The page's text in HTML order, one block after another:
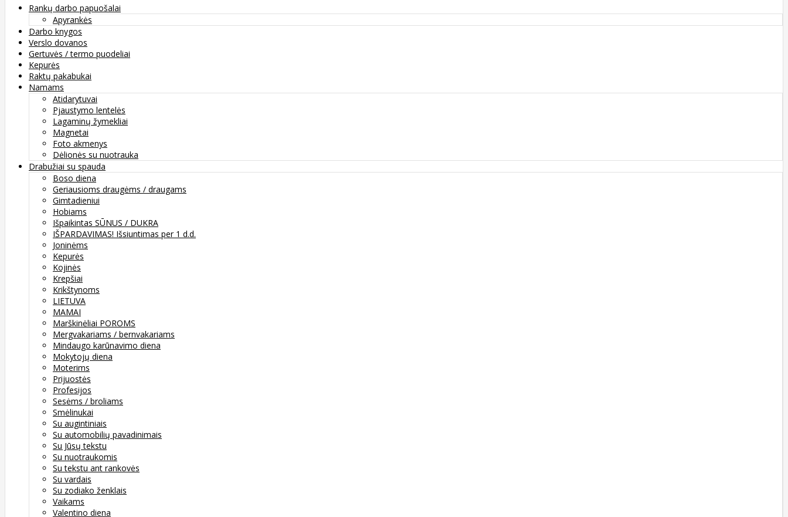
Rankų darbo papuošalai
Apyrankės
Darbo knygos
Verslo dovanos
Gertuvės / termo puodeliai
Kepurės
Raktų pakabukai
Namams
Atidarytuvai
Pjaustymo lentelės
Lagaminų žymekliai
Magnetai
Foto akmenys
Dėlionės su nuotrauka
Drabužiai su spauda
Boso diena
Geriausioms draugėms / draugams
Gimtadieniui
Hobiams
Išpaikintas SŪNUS / DUKRA
IŠPARDAVIMAS! Išsiuntimas per 1 d.d.
Joninėms
Kepurės
Kojinės
Krepšiai
Krikštynoms
LIETUVA
MAMAI
Marškinėliai POROMS
Mergvakariams / bernvakariams
Mindaugo karūnavimo diena
Mokytojų diena
Moterims
Prijuostės
Profesijos
Sesėms / broliams
Smėlinukai
Su augintiniais
Su automobilių pavadinimais
Su Jūsų tekstu
Su nuotraukomis
Su tekstu ant rankovės
Su vardais
Su zodiako ženklais
Vaikams
Valentino diena